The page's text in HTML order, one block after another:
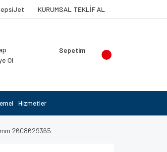
KURUMSAL TEKLİF AL
Ol
Sepetim
Hizmetler
2608629365